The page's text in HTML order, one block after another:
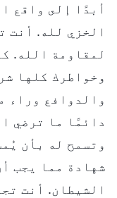
أبدًا إلى واقع
الخزي لله. أنت
لمقاومة الله.
وخواطرك كلها
والدوافع وراء
دائمًا ما ترضي
وتسمح له بأن
شهادة مما يجب
الشيطان. أنت